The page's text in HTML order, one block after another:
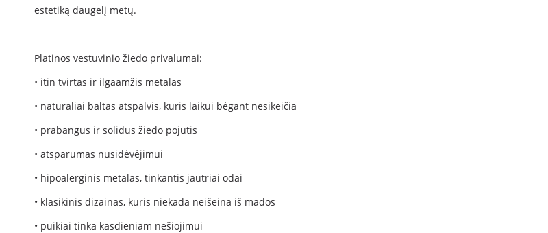
estetiką daugelį metų.
Platinos vestuvinio žiedo privalumai:
• itin tvirtas ir ilgaamžis metalas
• natūraliai baltas atspalvis, kuris laikui bėgant nesikeičia
• prabangus ir solidus žiedo pojūtis
• atsparumas nusidėvėjimui
• hipoalerginis metalas, tinkantis jautriai odai
• klasikinis dizainas, kuris niekada neišeina iš mados
• puikiai tinka kasdieniam nešiojimui